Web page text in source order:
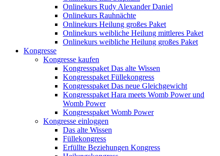
Onlinekurs Rudy Alexander Daniel
Onlinekurs Rauhnächte
Onlinekurs Heilung großes Paket
Onlinekurs weibliche Heilung mittleres Paket
Onlinekurs weibliche Heilung großes Paket
Kongresse
Kongresse kaufen
Kongresspaket Das alte Wissen
Kongresspaket Füllekongress
Kongresspaket Das neue Gleichgewicht
Kongresspaket Hara meets Womb Power und
Womb Power
Kongresspaket Womb Power
Kongresse einloggen
Das alte Wissen
Füllekongress
Erfüllte Beziehungen Kongress